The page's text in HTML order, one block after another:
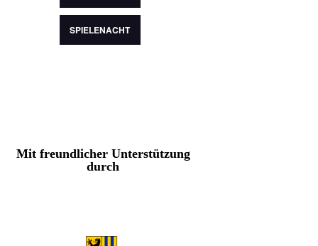
SPIELENACHT
Mit freundlicher Unterstützung
durch